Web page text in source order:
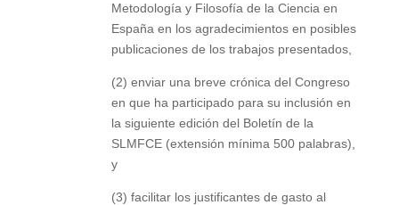
Metodología y Filosofía de la Ciencia en
España en los agradecimientos en posibles
publicaciones de los trabajos presentados,
(2) enviar una breve crónica del Congreso
en que ha participado para su inclusión en
la siguiente edición del Boletín de la
SLMFCE (extensión mínima 500 palabras),
y
(3) facilitar los justificantes de gasto al